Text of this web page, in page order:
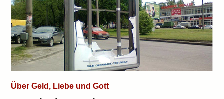
Über Geld, Liebe und Gott